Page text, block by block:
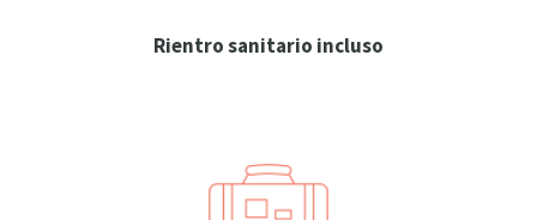
Rientro sanitario incluso